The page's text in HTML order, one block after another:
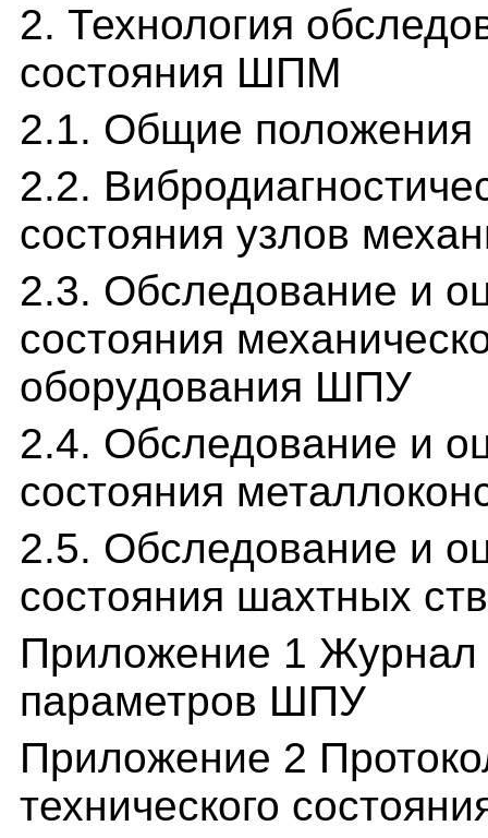
2. Технология
состояния ШПМ
2.1. Общие положения
2.2.
состояния узлов
2.3. Обследование и
состояния
оборудования ШПУ
2.4. Обследование и
состояния
2.5. Обследование и
состояния шахтных
Приложение 1 Журнал
параметров ШПУ
Приложение 2
технического